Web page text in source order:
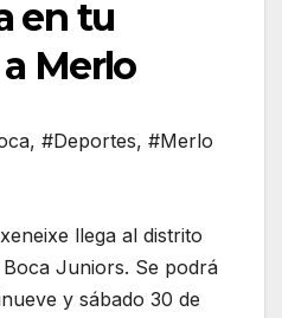
en tu
Merlo
, #Deportes, #Merlo
llega al distrito
Juniors. Se podrá
y sábado 30 de